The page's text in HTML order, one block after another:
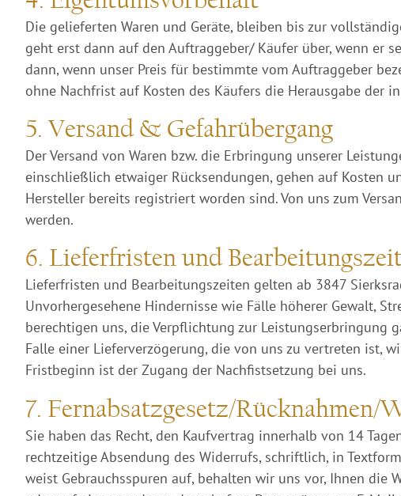
Die gelieferten Waren und Geräte, bleiben bis zur
geht erst dann auf den Auftraggeber/ Käufer über, wenn er
dann, wenn unser Preis für bestimmte vom Auftraggeber
ohne Nachfrist auf Kosten des Käufers die Herausgabe der
5. Versand & Gefahrübergang
Der Versand von Waren bzw. die Erbringung unserer
einschließlich etwaiger Rücksendungen, gehen auf Kosten
Hersteller bereits registriert worden sind. Von uns zum
werden.
6. Lieferfristen und
Lieferfristen und Bearbeitungszeiten gelten ab 3847
Unvorhergesehene Hindernisse wie Fälle höherer Gewalt,
berechtigen uns, die Verpflichtung zur Leistungserbringung
Falle einer Lieferverzögerung, die von uns zu vertreten ist,
Fristbeginn ist der Zugang der Nachfistsetzung bei uns.
7. Fernabsatzgesetz/Rücknahmen/
Sie haben das Recht, den Kaufvertrag innerhalb von 14
rechtzeitige Absendung des Widerrufs, schriftlich, in
weist Gebrauchsspuren auf, behalten wir uns vor, Ihnen